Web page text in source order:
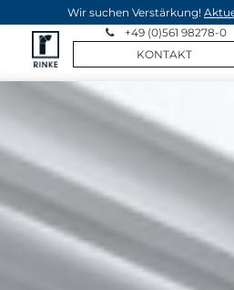
Wir suchen Verstärkung!
+49 (0)561 98278-0
KONTAKT